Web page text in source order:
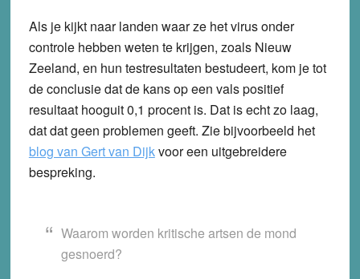
Als je kijkt naar landen waar ze het virus onder
controle hebben weten te krijgen, zoals Nieuw
Zeeland, en hun testresultaten bestudeert, kom je tot
de conclusie dat de kans op een vals positief
resultaat hooguit 0,1 procent is. Dat is echt zo laag,
dat dat geen problemen geeft. Zie bijvoorbeeld het
blog van Gert van Dijkvoor een uitgebreidere
bespreking.
Waarom worden kritische artsen de mond
gesnoerd?